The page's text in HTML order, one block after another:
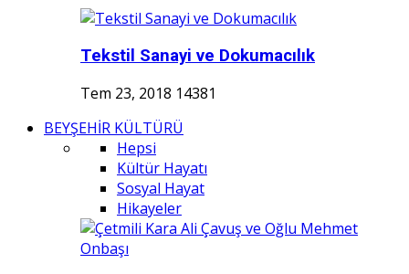
Tekstil Sanayi ve Dokumacılık
Tem 23, 2018 14381
BEYŞEHİR KÜLTÜRÜ
Hepsi
Kültür Hayatı
Sosyal Hayat
Hikayeler